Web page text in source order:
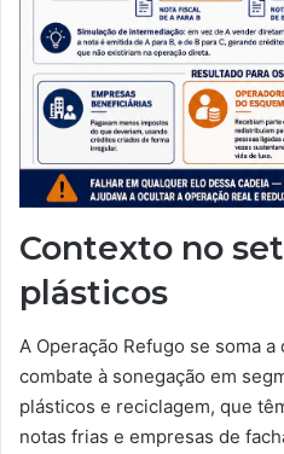
Contexto no
plásticos
A Operação Refugo se soma
combate à sonegação em
plásticos e reciclagem, que
notas frias e empresas de